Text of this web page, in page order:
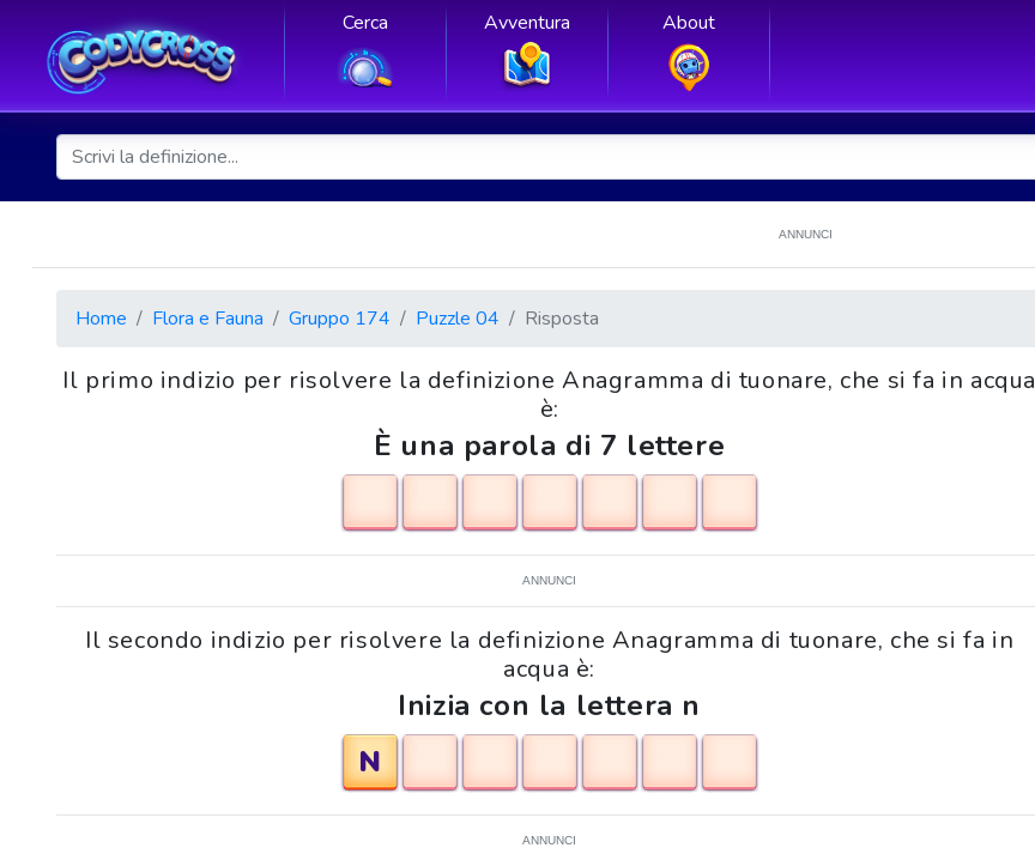
Cerca Avventura About
ANNUNCI
Home Flora e Fauna Gruppo 174 Puzzle 04 Risposta
Il primo indizio per risolvere la definizione Anagramma di tuonare, che si fa in acqua
è:
È una parola di 7 lettere
ANNUNCI
Il secondo indizio per risolvere la definizione Anagramma di tuonare, che si fa in
acqua è:
Inizia con la lettera n
N
ANNUNCI